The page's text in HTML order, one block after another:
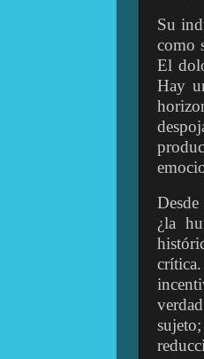
Su
como
El
Hay
¿la